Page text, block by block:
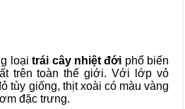
loạitrái cây nhiệt đới phổ biến
trên toàn thế giới. Với lớp vỏ
tùy giống, thịt xoài có màu vàng
đặc trưng.